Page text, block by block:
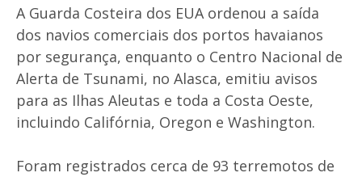
A Guarda Costeira dos EUA ordenou a saída
dos navios comerciais dos portos havaianos
por segurança, enquanto o Centro Nacional de
Alerta de Tsunami, no Alasca, emitiu avisos
para as Ilhas Aleutas e toda a Costa Oeste,
incluindo Califórnia, Oregon e Washington.
Foram registrados cerca de 93 terremotos de